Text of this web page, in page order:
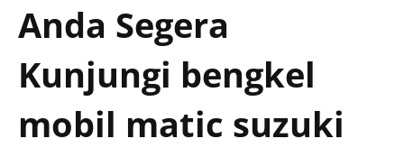
Anda Segera
Kunjungi bengkel
mobil matic suzuki